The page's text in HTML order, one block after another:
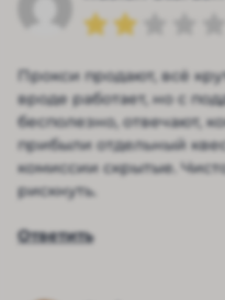
Прокси продают, всё
вроде работает, но с
бесполезно, отвечают,
прибыли отдельный
комиссии скрытые.
рискнуть.
Ответить